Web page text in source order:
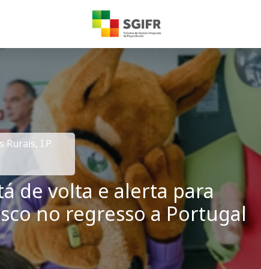
Rurais, I.P.
de volta e alerta para
no regresso a Portugal